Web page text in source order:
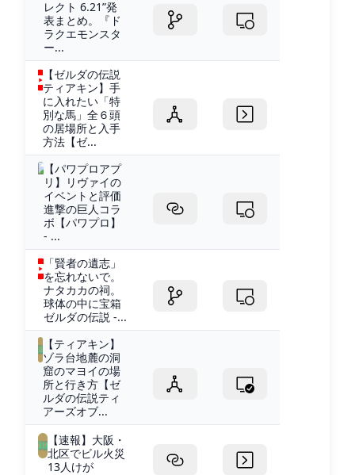
レクト 6.21”発
表まとめ。『ド
ラクエモンスタ
ー...
【ゼルダの伝説
ティアキン】手
に入れたい「特
別な馬」全６頭
の居場所と入手
方法【ゼ...
【パワプロアプ
リ】リヴァイの
イベントと評価
進撃の巨人コラ
ボ【パワプロ】
- ...
「賢者の遺志」
を忘れないで。
ナタカカの祠。
球体の中に宝箱
ゼルダの伝説 -...
【ティアキン】
ゾラ台地麓の洞
窟のマヨイの場
所と行き方【ゼ
ルダの伝説ティ
アーズオブ...
【速報】大阪・
北区でビル火災
13人けが